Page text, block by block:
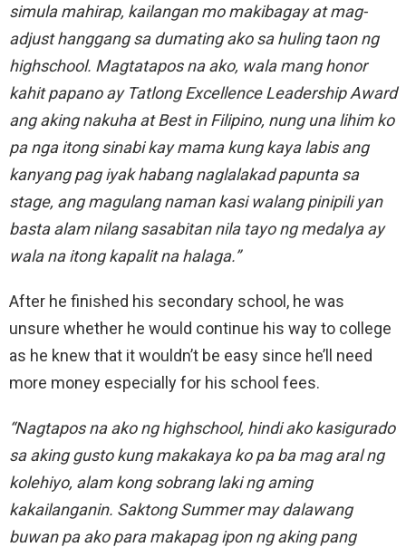
simula mahirap, kailangan mo makibagay at mag-
adjust hanggang sa dumating ako sa huling taon ng
highschool. Magtatapos na ako, wala mang honor
kahit papano ay Tatlong Excellence Leadership Award
ang aking nakuha at Best in Filipino, nung una lihim ko
pa nga itong sinabi kay mama kung kaya labis ang
kanyang pag iyak habang naglalakad papunta sa
stage, ang magulang naman kasi walang pinipili yan
basta alam nilang sasabitan nila tayo ng medalya ay
wala na itong kapalit na halaga.”
After he finished his secondary school, he was
unsure whether he would continue his way to college
as he knew that it wouldn’t be easy since he’ll need
more money especially for his school fees.
“Nagtapos na ako ng highschool, hindi ako kasigurado
sa aking gusto kung makakaya ko pa ba mag aral ng
kolehiyo, alam kong sobrang laki ng aming
kakailanganin. Saktong Summer may dalawang
buwan pa ako para makapag ipon ng aking pang